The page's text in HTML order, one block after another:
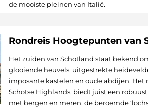
de mooiste pleinen van Italië.
Rondreis Hoogtepunten van
Het zuiden van Schotland staat bekend
glooiende heuvels, uitgestrekte
imposante kastelen en oude abdijen. Het
Schotse Highlands, biedt juist een
met bergen en meren, de beroemde